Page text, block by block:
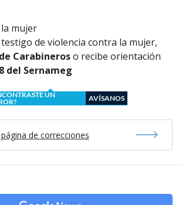
mujer
de violencia contra la mujer,
Carabineroso recibe orientación
del Sernameg
UN
AVÍSANOS
de correcciones